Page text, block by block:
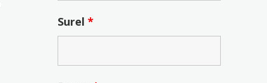
Surel*